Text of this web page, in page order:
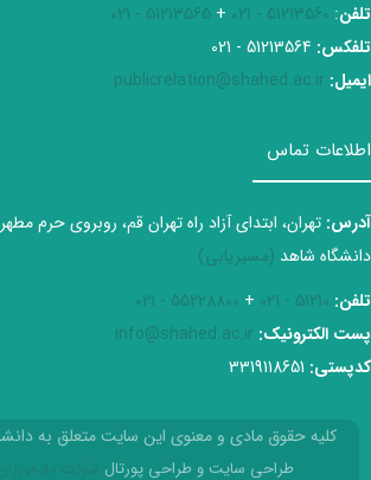
تلفن:
51213560 - 021
+
51213565 - 021
تلفکس:
ایمیل: publicrelation@shahed.ac.ir
اطلاعات تماس
آدرس: تهران، ابتدای آزاد راه تهران قم، روبروی حرم
دانشگاه شاهد (مسیریابی)
تلفن: 51210 - 021
+
55228800 - 021
پست الکترونیک: info@shahed.ac.ir
کدپستی:
کلیه حقوق مادی و معنوی این سایت متعلق به
طراحی سایت و طراحی پورتال